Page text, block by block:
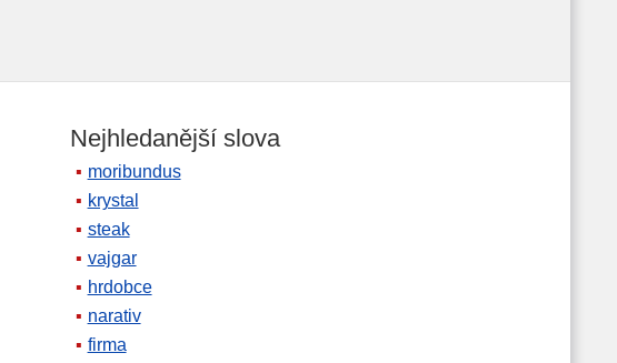
Nejhledanější slova
moribundus
krystal
steak
vajgar
hrdobce
narativ
firma